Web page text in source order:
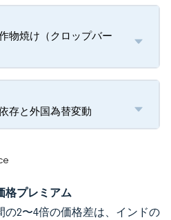
物焼け（クロップバー
存と外国為替変動
格プレミアム
2〜4倍の価格差は、インドの